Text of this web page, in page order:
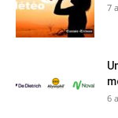
7
6